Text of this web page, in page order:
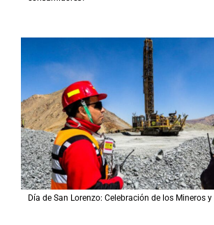
Día de San Lorenzo: Celebración de los Mineros